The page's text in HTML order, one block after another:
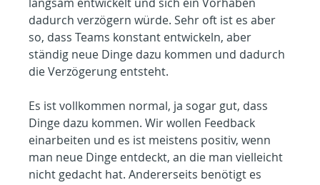
dadurch verzögern würde. Sehr oft ist es aber
so, dass Teams konstant entwickeln, aber
ständig neue Dinge dazu kommen und dadurch
die Verzögerung entsteht.
Es ist vollkommen normal, ja sogar gut, dass
Dinge dazu kommen. Wir wollen Feedback
einarbeiten und es ist meistens positiv, wenn
man neue Dinge entdeckt, an die man vielleicht
nicht gedacht hat. Andererseits benötigt es